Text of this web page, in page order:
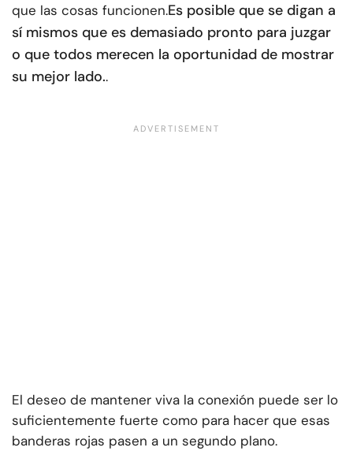
que las cosas funcionen.Es posible que se digan a
sí mismos que es demasiado pronto para juzgar
o que todos merecen la oportunidad de mostrar
su mejor lado..
El deseo de mantener viva la conexión puede ser lo
suficientemente fuerte como para hacer que esas
banderas rojas pasen a un segundo plano.